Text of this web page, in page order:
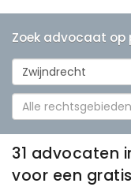
Zoek advocaat
Zwijndrecht
Alle
31 advocaten
voor een